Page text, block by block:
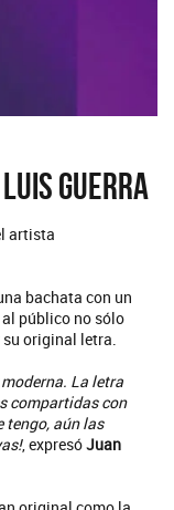
Guerra
artista
bachata con un
público no sólo
original letra.
La letra
compartidas con
tengo, aún las
, expresóJuan